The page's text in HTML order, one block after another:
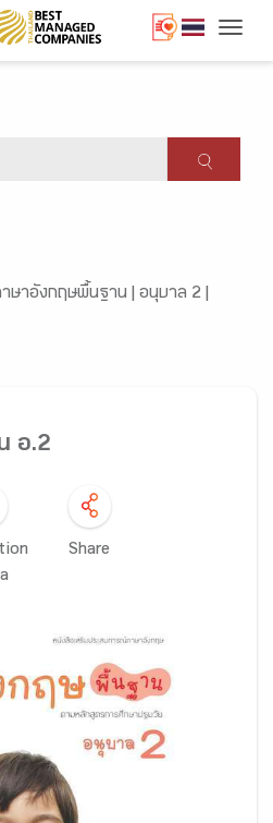
ษาอังกฤษพื้นฐาน | อนุบาล 2 |
อ.2
Share